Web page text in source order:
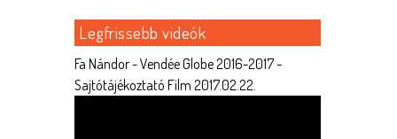
Legfrissebb videók
Fa Nándor - Vendée Globe 2016-2017 -
Sajtótájékoztató Film 2017.02.22.